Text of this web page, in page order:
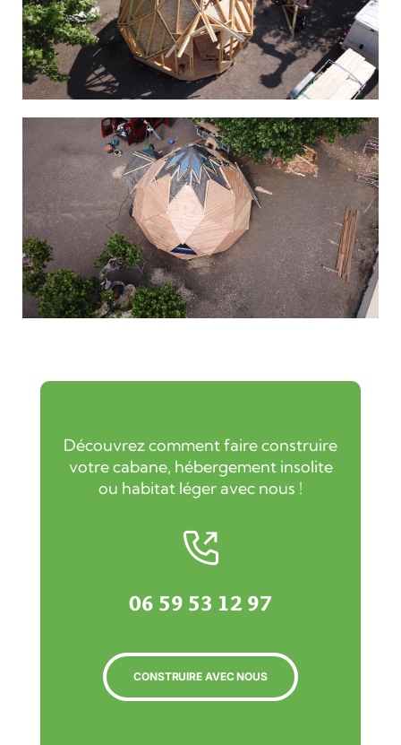
Découvrez comment faire construire
votre cabane, hébergement insolite
ou habitat léger avec nous !
06 59 53 12 97
CONSTRUIRE AVEC NOUS